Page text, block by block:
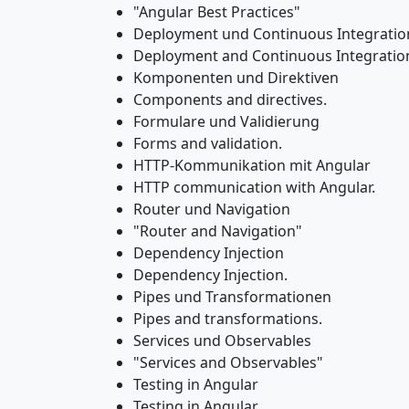
"Angular Best Practices"
Deployment und Continuous
Deployment and Continuous
Komponenten und Direktiven
Components and directives.
Formulare und Validierung
Forms and validation.
HTTP-Kommunikation mit Angular
HTTP communication with Angular.
Router und Navigation
"Router and Navigation"
Dependency Injection
Dependency Injection.
Pipes und Transformationen
Pipes and transformations.
Services und Observables
"Services and Observables"
Testing in Angular